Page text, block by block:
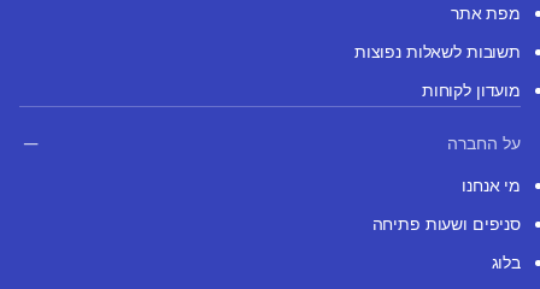
מפת אתר
תשובות לשאלות נפוצות
מועדון לקוחות
על החברה
מי אנחנו
סניפים ושעות פתיחה
בלוג